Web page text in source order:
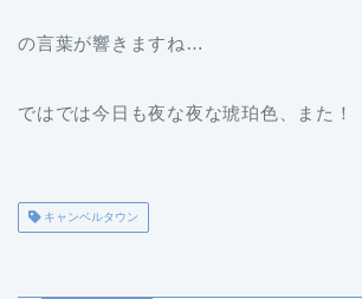
の言葉が響きますね…
ではでは今日も夜な夜な琥珀色、また！
キャンベルタウン